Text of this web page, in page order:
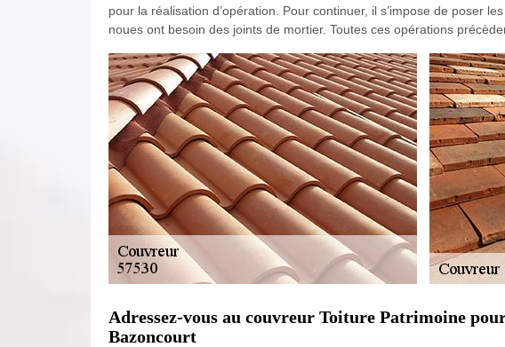
pour la réalisation d’opération. Pour continuer, il s’impose de poser
noues ont besoin des joints de mortier. Toutes ces opérations
Adressez-vous au couvreur Toiture Patrimoine
Bazoncourt